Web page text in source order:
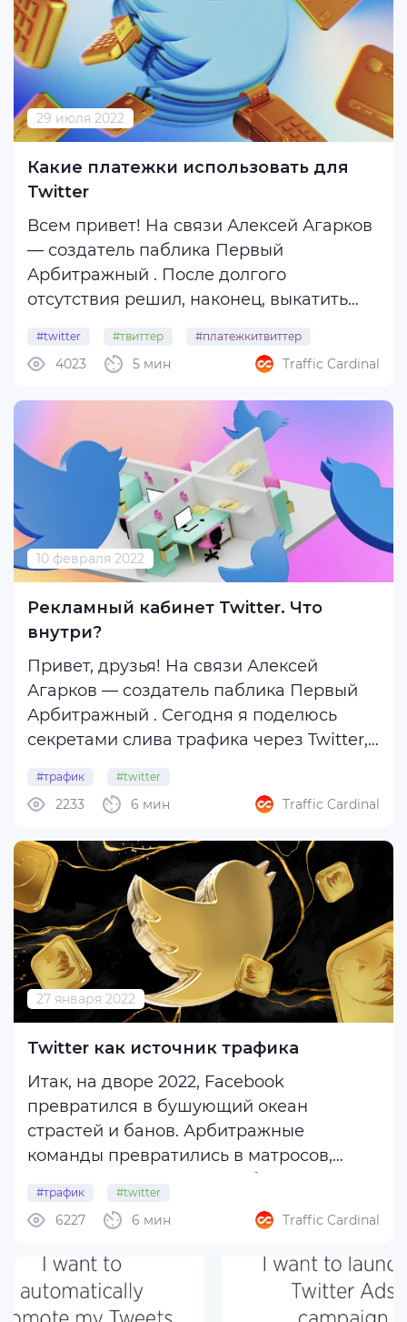
ввиду последних событий ...
29 июля 2022
Какие платежки использовать для
Twitter
Всем привет! На связи Алексей Агарков
— создатель паблика Первый
Арбитражный . После долгого
отсутствия решил, наконец, выкатить
сейчас с запусками, где брать платежки
для Twitter и как в целом с ними
работать. Фарм Итак, фарм по Твиттеру
#twitter #твиттер #платежкитвиттер
5 мин
4023 Traffic Cardinal
10 февраля 2022
Рекламный кабинет Twitter. Что
внутри?
Привет, друзья! На связи Алексей
Агарков — создатель паблика Первый
Арбитражный . Сегодня я поделюсь
секретами слива трафика через Twitter,
рекламы и продвижения на площадке.
Итак, сначала давайте разберем все
форматы и попытаемся понять, кто их ...
#трафик #twitter
6 мин
2233 Traffic Cardinal
27 января 2022
Twitter как источник трафика
Итак, на дворе 2022, Facebook
превратился в бушующий океан
страстей и банов. Арбитражные
команды превратились в матросов,
сюда, и только овнер, сидя в каюте
капитана, изредка покрикивает
конкурентам, что все оки и проблем нет.
Многие команды уже ...
#трафик #twitter
6 мин
6227 Traffic Cardinal